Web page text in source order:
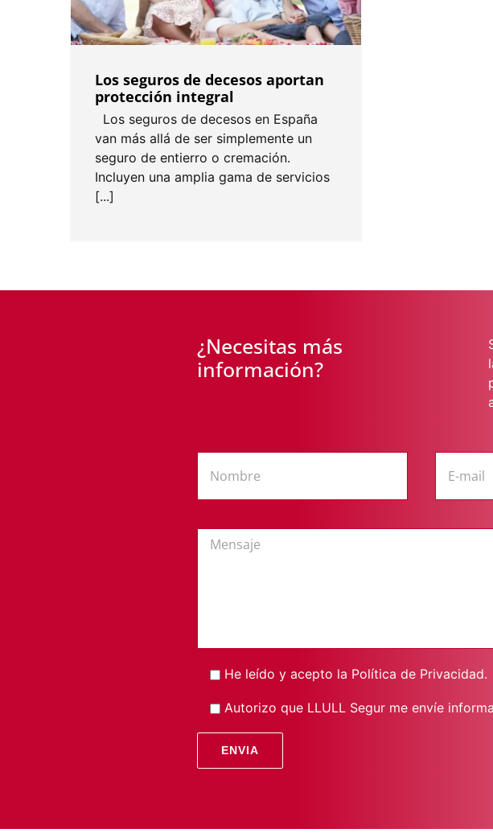
Los seguros de decesos aportan
protección integral
Los seguros de decesos en España
van más allá de ser simplemente un
seguro de entierro o cremación.
Incluyen una amplia gama de servicios
[...]
¿Necesitas más
información?
He leído y acepto la Política de Privacidad.
Autorizo que LLULL Segur me envíe